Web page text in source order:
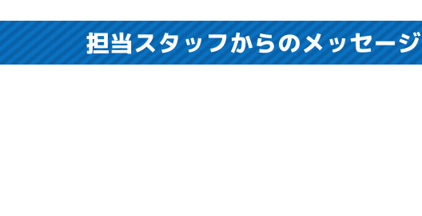
担当スタッフからのメッセージ